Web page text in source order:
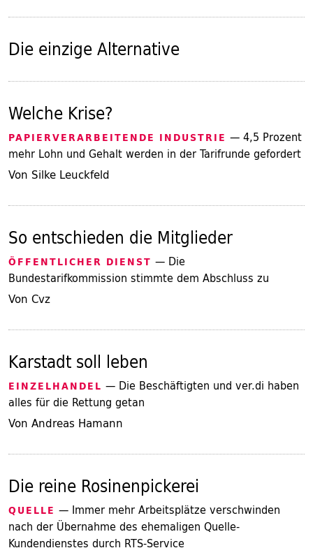
Die einzige Alternative
Welche Krise?
PAPIERVERARBEITENDE INDUSTRIE — 4,5 Prozent
mehr Lohn und Gehalt werden in der Tarifrunde gefordert
Von Silke Leuckfeld
So entschieden die Mitglieder
ÖFFENTLICHER DIENST — Die
Bundestarifkommission stimmte dem Abschluss zu
Von Cvz
Karstadt soll leben
EINZELHANDEL — Die Beschäftigten und ver.di haben
alles für die Rettung getan
Von Andreas Hamann
Die reine Rosinenpickerei
QUELLE — Immer mehr Arbeitsplätze verschwinden
nach der Übernahme des ehemaligen Quelle-
Kundendienstes durch RTS-Service